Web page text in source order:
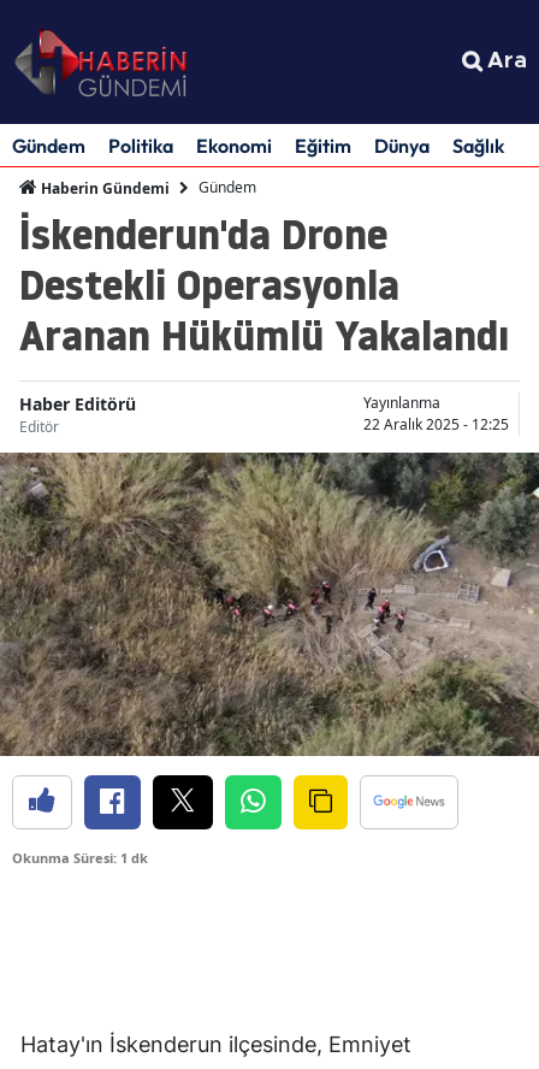
Ara
Gündem Politika Ekonomi Eğitim Dünya Sağlık
Haberin Gündemi Gündem
İskenderun'da Drone
Destekli Operasyonla
Aranan Hükümlü Yakalandı
Haber Editörü
Editör
Yayınlanma
22 Aralık 2025 - 12:25
Okunma Süresi: 1 dk
Hatay'ın İskenderun ilçesinde, Emniyet